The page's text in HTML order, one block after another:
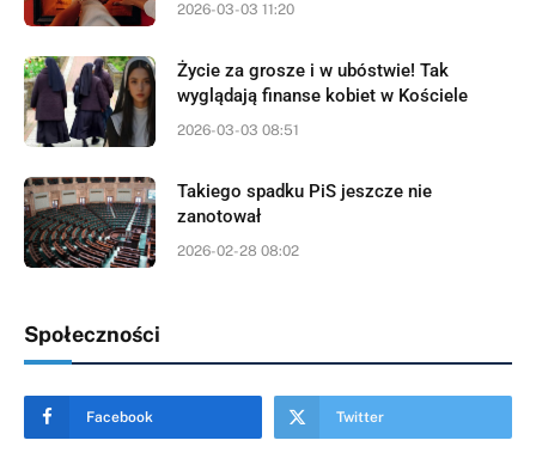
2026-03-03 11:20
Życie za grosze i w ubóstwie! Tak
wyglądają finanse kobiet w Kościele
2026-03-03 08:51
Takiego spadku PiS jeszcze nie
zanotował
2026-02-28 08:02
Społeczności
Facebook Twitter